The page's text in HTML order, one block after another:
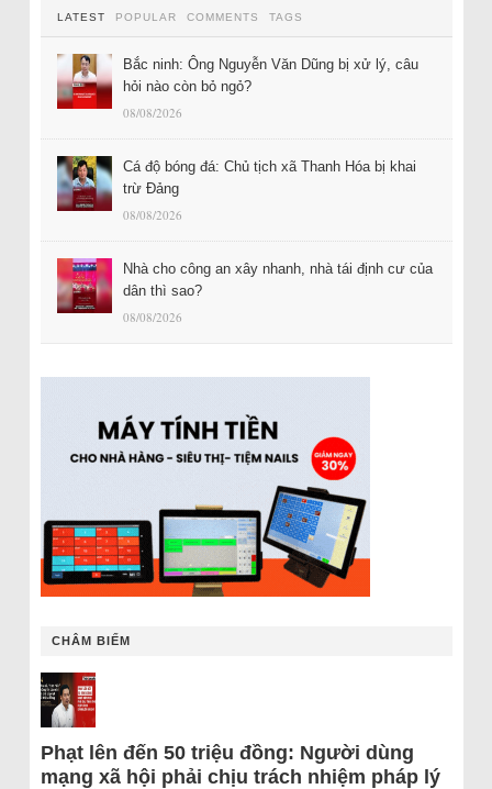
LATEST POPULAR COMMENTS TAGS
Bắc ninh: Ông Nguyễn Văn Dũng bị xử lý, câu
hỏi nào còn bỏ ngỏ?
08/08/2026
Cá độ bóng đá: Chủ tịch xã Thanh Hóa bị khai
trừ Đảng
08/08/2026
Nhà cho công an xây nhanh, nhà tái định cư của
dân thì sao?
08/08/2026
CHÂM BIẾM
Phạt lên đến 50 triệu đồng: Người dùng
mạng xã hội phải chịu trách nhiệm pháp lý